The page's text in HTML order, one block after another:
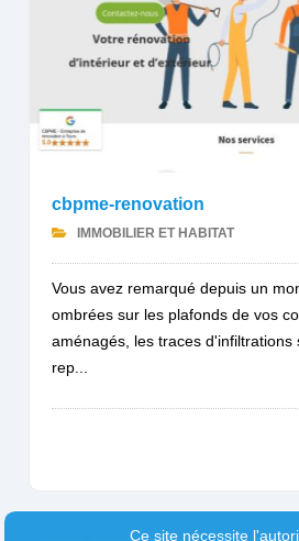
cbpme-renovation
IMMOBILIER ET HABITAT
Vous avez remarqué depuis un
ombrées sur les plafonds de vos
aménagés, les traces d'infiltrations
rep...
Ce site nécessite